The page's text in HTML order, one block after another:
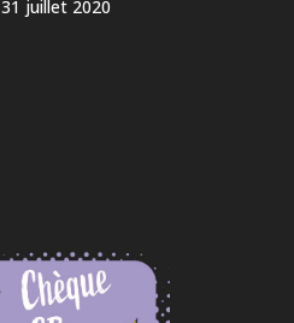
31 juillet 2020